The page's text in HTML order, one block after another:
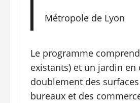
Métropole de Lyon
Le programme
existants) et un jardin en
doublement des
bureaux et des